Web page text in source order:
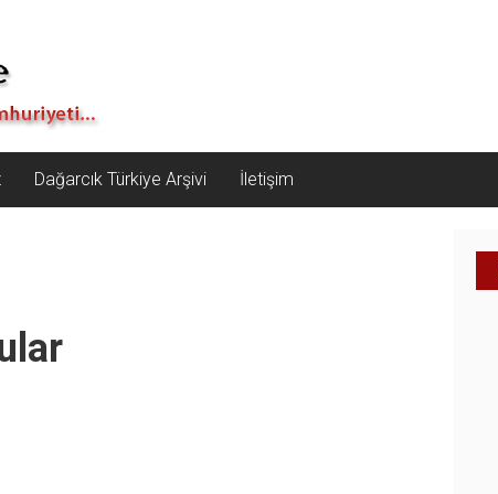
Dağarcık Türkiye Arşivi İletişim